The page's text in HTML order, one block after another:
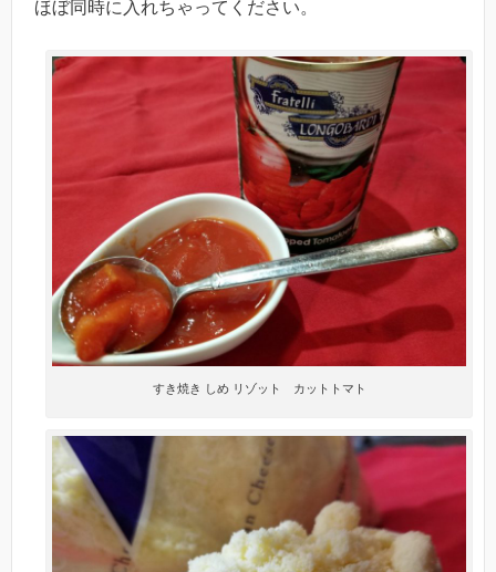
ほぼ同時に入れちゃってください。
すき焼き しめ リゾット カットトマト